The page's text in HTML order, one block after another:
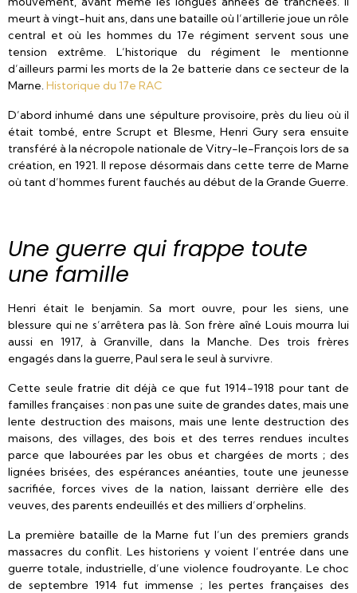
meurt à vingt-huit ans, dans une bataille où l’artillerie joue un rôle
central et où les hommes du 17e régiment servent sous une
tension extrême. L’historique du régiment le mentionne
d’ailleurs parmi les morts de la 2e batterie dans ce secteur de la
Marne.Historique du 17e RAC
D’abord inhumé dans une sépulture provisoire, près du lieu où il
était tombé, entre Scrupt et Blesme, Henri Gury sera ensuite
transféré à la nécropole nationale de Vitry-le-François lors de sa
création, en 1921. Il repose désormais dans cette terre de Marne
où tant d’hommes furent fauchés au début de la Grande Guerre.
Une guerre qui frappe toute
une famille
Henri était le benjamin. Sa mort ouvre, pour les siens, une
blessure qui ne s’arrêtera pas là. Son frère aîné Louis mourra lui
aussi en 1917, à Granville, dans la Manche. Des trois frères
engagés dans la guerre, Paul sera le seul à survivre.
Cette seule fratrie dit déjà ce que fut 1914-1918 pour tant de
familles françaises : non pas une suite de grandes dates, mais une
lente destruction des maisons, mais une lente destruction des
maisons, des villages, des bois et des terres rendues incultes
parce que labourées par les obus et chargées de morts ; des
lignées brisées, des espérances anéanties, toute une jeunesse
sacrifiée, forces vives de la nation, laissant derrière elle des
veuves, des parents endeuillés et des milliers d’orphelins.
La première bataille de la Marne fut l’un des premiers grands
massacres du conflit. Les historiens y voient l’entrée dans une
guerre totale, industrielle, d’une violence foudroyante. Le choc
de septembre 1914 fut immense ; les pertes françaises des